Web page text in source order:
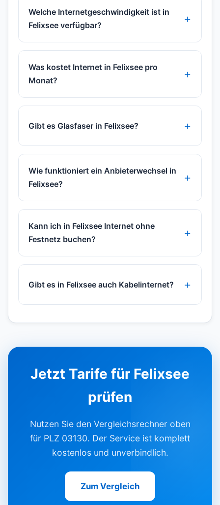
Welche Internetgeschwindigkeit ist in
Felixsee verfügbar?
Was kostet Internet in Felixsee pro
Monat?
Gibt es Glasfaser in Felixsee?
Wie funktioniert ein Anbieterwechsel in
Felixsee?
Kann ich in Felixsee Internet ohne
Festnetz buchen?
Gibt es in Felixsee auch Kabelinternet?
Jetzt Tarife für Felixsee
prüfen
Nutzen Sie den Vergleichsrechner oben
für PLZ 03130. Der Service ist komplett
kostenlos und unverbindlich.
Zum Vergleich